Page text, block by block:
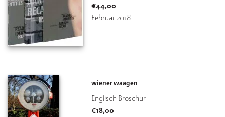
€44,00
Februar 2018
wiener waagen
Englisch Broschur
€18,00